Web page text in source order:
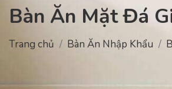
Bàn Ăn Mặt Đá
Trang chủ Bàn Ăn Nhập Khẩu